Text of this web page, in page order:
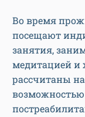
Во время
посещают
занятия,
медитацией и
рассчитаны на